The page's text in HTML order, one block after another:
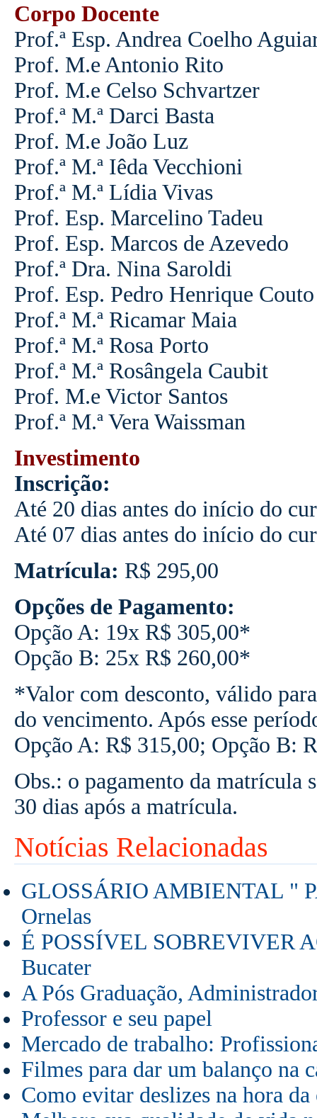
Corpo Docente
Prof.ª Esp. Andrea Coelho
Prof. M.e Antonio Rito
Prof. M.e Celso Schvartzer
Prof.ª M.ª Darci Basta
Prof. M.e João Luz
Prof.ª M.ª Iêda Vecchioni
Prof.ª M.ª Lídia Vivas
Prof. Esp. Marcelino Tadeu
Prof. Esp. Marcos de Azevedo
Prof.ª Dra. Nina Saroldi
Prof. Esp. Pedro Henrique Couto
Prof.ª M.ª Ricamar Maia
Prof.ª M.ª Rosa Porto
Prof.ª M.ª Rosângela Caubit
Prof. M.e Victor Santos
Prof.ª M.ª Vera Waissman
Investimento
Inscrição:
Até 20 dias antes do início do
Até 07 dias antes do início do
Matrícula: R$ 295,00
Opções de Pagamento:
Opção A: 19x R$ 305,00*
Opção B: 25x R$ 260,00*
*Valor com desconto, válido
do vencimento. Após esse
Opção A: R$ 315,00; Opção B:
Obs.: o pagamento da matrícula
30 dias após a matrícula.
Notícias Relacionadas
GLOSSÁRIO AMBIENTAL "
Ornelas
É POSSÍVEL SOBREVIVER
Bucater
A Pós Graduação,
Professor e seu papel
Mercado de trabalho:
Filmes para dar um balanço na
Como evitar deslizes na hora da